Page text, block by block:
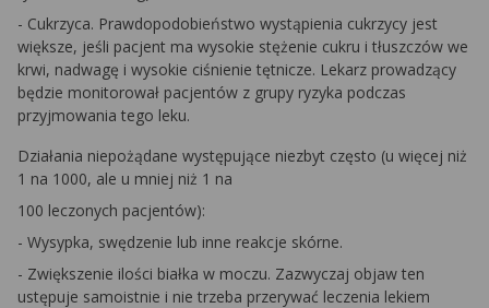
- Cukrzyca. Prawdopodobieństwo wystąpienia cukrzycy jest
większe, jeśli pacjent ma wysokie stężenie cukru i tłuszczów we
krwi, nadwagę i wysokie ciśnienie tętnicze. Lekarz prowadzący
będzie monitorował pacjentów z grupy ryzyka podczas
przyjmowania tego leku.
Działania niepożądane występujące niezbyt często (u więcej niż
1 na 1000, ale u mniej niż 1 na
100 leczonych pacjentów):
- Wysypka, swędzenie lub inne reakcje skórne.
- Zwiększenie ilości białka w moczu. Zazwyczaj objaw ten
ustępuje samoistnie i nie trzeba przerywać leczenia lekiem